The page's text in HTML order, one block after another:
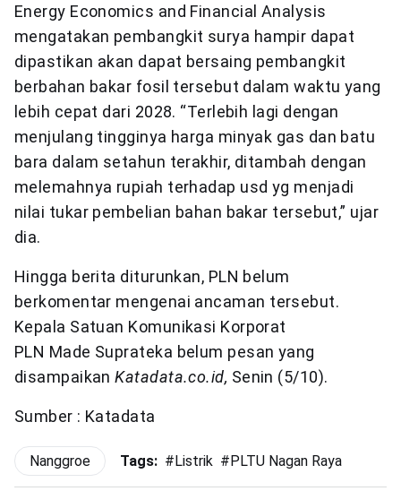
Energy Economics and Financial Analysis
mengatakan pembangkit surya hampir dapat
dipastikan akan dapat bersaing pembangkit
berbahan bakar fosil tersebut dalam waktu yang
lebih cepat dari 2028. “Terlebih lagi dengan
menjulang tingginya harga minyak gas dan batu
bara dalam setahun terakhir, ditambah dengan
melemahnya rupiah terhadap usd yg menjadi
nilai tukar pembelian bahan bakar tersebut,” ujar
dia.
Hingga berita diturunkan, PLN belum
berkomentar mengenai ancaman tersebut.
Kepala Satuan Komunikasi Korporat
PLN Made Suprateka belum pesan yang
disampaikanKatadata.co.id, Senin (5/10).
Sumber : Katadata
Nanggroe Tags: #Listrik #PLTU Nagan Raya